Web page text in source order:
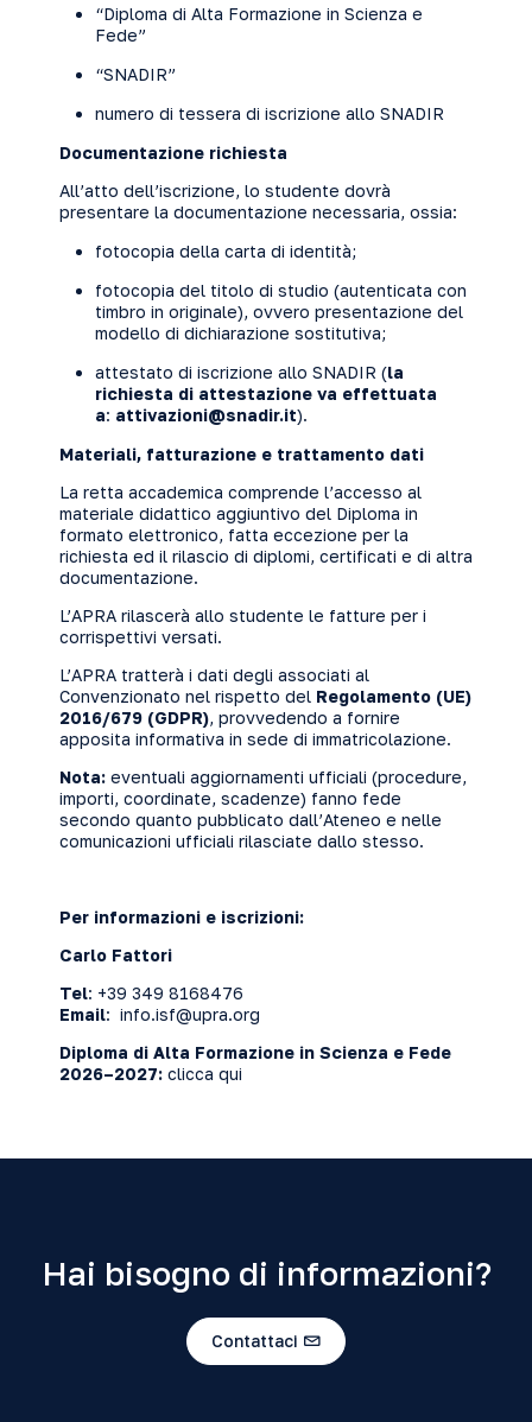
“Diploma di Alta Formazione in Scienza e
Fede”
“SNADIR”
numero di tessera di iscrizione allo SNADIR
Documentazione richiesta
All’atto dell’iscrizione, lo studente dovrà
presentare la documentazione necessaria, ossia:
fotocopia della carta di identità;
fotocopia del titolo di studio (autenticata con
timbro in originale), ovvero presentazione del
modello di dichiarazione sostitutiva;
attestato di iscrizione allo SNADIR (la
richiesta di attestazione va effettuata
a: attivazioni@snadir.it).
Materiali, fatturazione e trattamento dati
La retta accademica comprende l’accesso al
materiale didattico aggiuntivo del Diploma in
formato elettronico, fatta eccezione per la
richiesta ed il rilascio di diplomi, certificati e di altra
documentazione.
L’APRA rilascerà allo studente le fatture per i
corrispettivi versati.
L’APRA tratterà i dati degli associati al
Convenzionato nel rispetto del Regolamento (UE)
2016/679 (GDPR), provvedendo a fornire
apposita informativa in sede di immatricolazione.
Nota: eventuali aggiornamenti ufficiali (procedure,
importi, coordinate, scadenze) fanno fede
secondo quanto pubblicato dall’Ateneo e nelle
comunicazioni ufficiali rilasciate dallo stesso.
Per informazioni e iscrizioni:
Carlo Fattori
Tel: +39 349 8168476
Email: info.isf@upra.org
Diploma di Alta Formazione in Scienza e Fede
2026–2027: clicca qui
Hai bisogno di informazioni?
Contattaci